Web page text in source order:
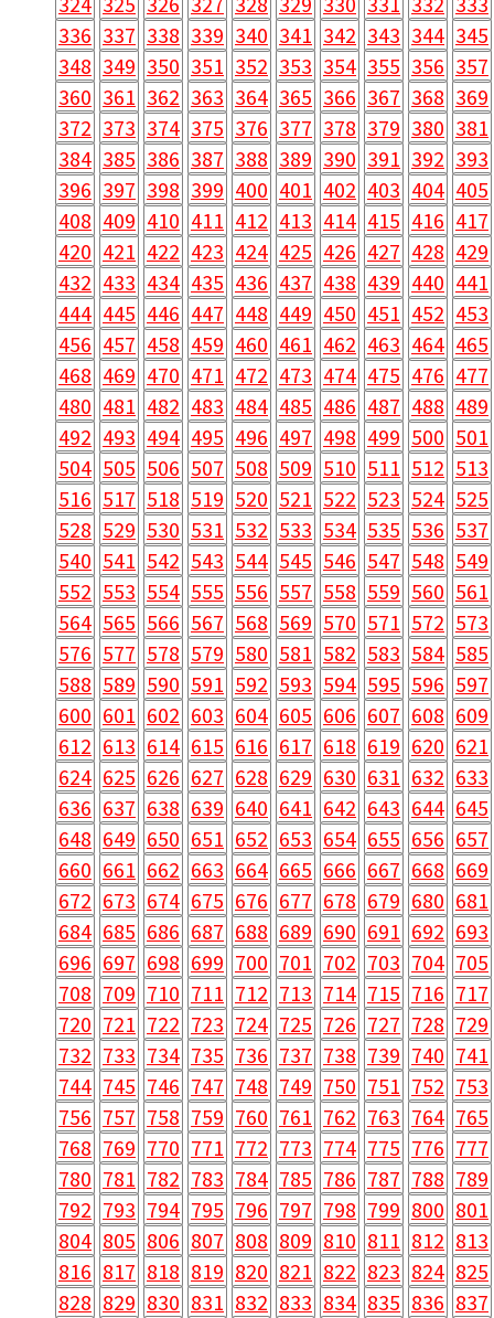
336 337 338 339 340 341 342 343 344 345
348 349 350 351 352 353 354 355 356 357
360 361 362 363 364 365 366 367 368 369
372 373 374 375 376 377 378 379 380 381
384 385 386 387 388 389 390 391 392 393
396 397 398 399 400 401 402 403 404 405
408 409 410 411 412 413 414 415 416 417
420 421 422 423 424 425 426 427 428 429
432 433 434 435 436 437 438 439 440 441
444 445 446 447 448 449 450 451 452 453
456 457 458 459 460 461 462 463 464 465
468 469 470 471 472 473 474 475 476 477
480 481 482 483 484 485 486 487 488 489
492 493 494 495 496 497 498 499 500 501
504 505 506 507 508 509 510 511 512 513
516 517 518 519 520 521 522 523 524 525
528 529 530 531 532 533 534 535 536 537
540 541 542 543 544 545 546 547 548 549
552 553 554 555 556 557 558 559 560 561
564 565 566 567 568 569 570 571 572 573
576 577 578 579 580 581 582 583 584 585
588 589 590 591 592 593 594 595 596 597
600 601 602 603 604 605 606 607 608 609
612 613 614 615 616 617 618 619 620 621
624 625 626 627 628 629 630 631 632 633
636 637 638 639 640 641 642 643 644 645
648 649 650 651 652 653 654 655 656 657
660 661 662 663 664 665 666 667 668 669
672 673 674 675 676 677 678 679 680 681
684 685 686 687 688 689 690 691 692 693
696 697 698 699 700 701 702 703 704 705
708 709 710 711 712 713 714 715 716 717
720 721 722 723 724 725 726 727 728 729
732 733 734 735 736 737 738 739 740 741
744 745 746 747 748 749 750 751 752 753
756 757 758 759 760 761 762 763 764 765
768 769 770 771 772 773 774 775 776 777
780 781 782 783 784 785 786 787 788 789
792 793 794 795 796 797 798 799 800 801
804 805 806 807 808 809 810 811 812 813
816 817 818 819 820 821 822 823 824 825
828 829 830 831 832 833 834 835 836 837